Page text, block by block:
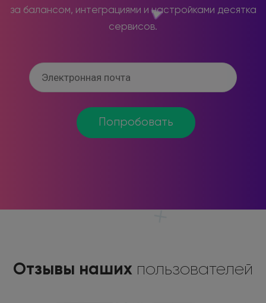
за балансом, интеграциями и настройками десятка
сервисов.
Попробовать
Отзывы наших пользователей